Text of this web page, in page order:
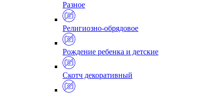
Разное
Религиозно-обрядовое
Рождение ребенка и детские
Скотч декоративный